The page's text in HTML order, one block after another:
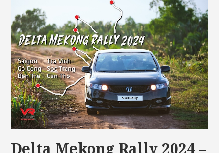
Delta Mekong Rally 2024 –